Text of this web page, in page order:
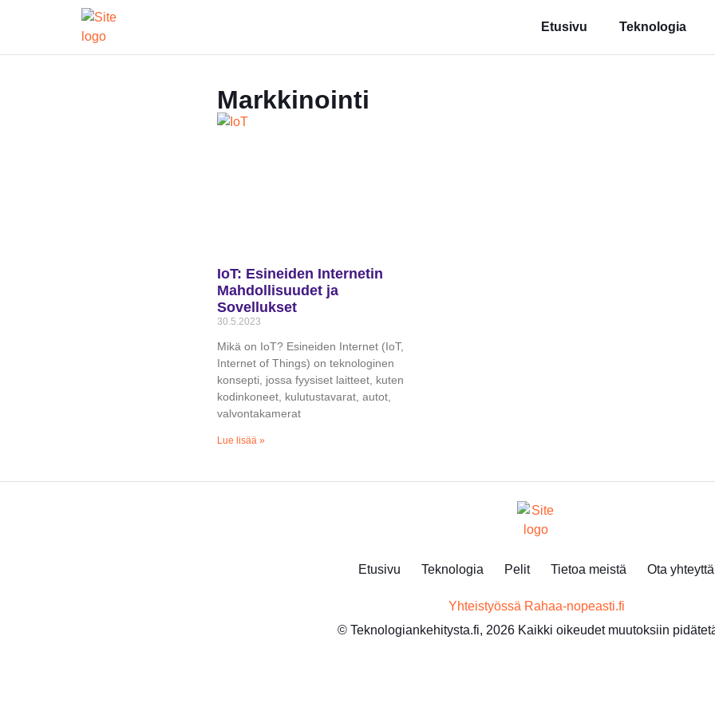
Etusivu Teknologia
Markkinointi
IoT: Esineiden Internetin
Mahdollisuudet ja
Sovellukset
30.5.2023
Mikä on IoT? Esineiden Internet (IoT,
Internet of Things) on teknologinen
konsepti, jossa fyysiset laitteet, kuten
kodinkoneet, kulutustavarat, autot,
valvontakamerat
Lue lisää »
Etusivu Teknologia Pelit Tietoa meistä Ota yhteyttä
Yhteistyössä Rahaa-nopeasti.fi
© Teknologiankehitysta.fi, 2026 Kaikki oikeudet muutoksiin